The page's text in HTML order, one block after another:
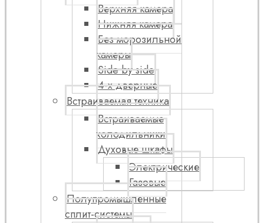
Верхняя камера
Нижняя камера
Без морозильной
камеры
Side by side
4-х дверные
Встраиваемая техника
Встраиваемые
холодильники
Духовые шкафы
Электрические
Газовые
Полупромышленные
сплит-системы